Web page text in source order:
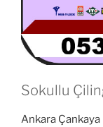
Sokullu
Ankara